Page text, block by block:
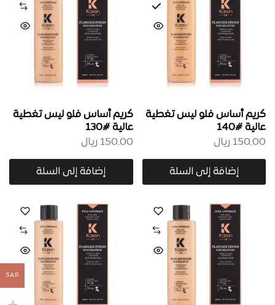
كريم أساس فلو ليس تغطية
عالية #140
150.00 ريال
إضافة إلى السلة
كريم أساس فلو ليس تغطية
عالية #130
150.00 ريال
إضافة إلى السلة
SAR